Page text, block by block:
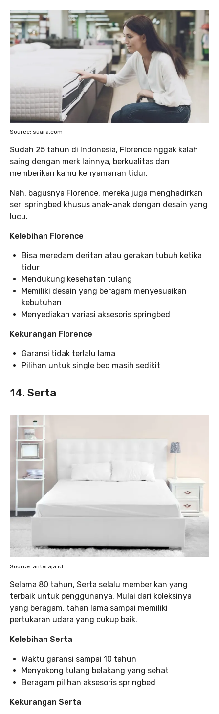
Source: suara.com
Sudah 25 tahun di Indonesia, Florence nggak kalah
saing dengan merk lainnya, berkualitas dan
memberikan kamu kenyamanan tidur.
Nah, bagusnya Florence, mereka juga menghadirkan
seri springbed khusus anak-anak dengan desain yang
lucu.
Kelebihan Florence
Bisa meredam deritan atau gerakan tubuh ketika
tidur
Mendukung kesehatan tulang
Memiliki desain yang beragam menyesuaikan
kebutuhan
Menyediakan variasi aksesoris springbed
Kekurangan Florence
Garansi tidak terlalu lama
Pilihan untuk single bed masih sedikit
14. Serta
Source: anteraja.id
Selama 80 tahun, Serta selalu memberikan yang
terbaik untuk penggunanya. Mulai dari koleksinya
yang beragam, tahan lama sampai memiliki
pertukaran udara yang cukup baik.
Kelebihan Serta
Waktu garansi sampai 10 tahun
Menyokong tulang belakang yang sehat
Beragam pilihan aksesoris springbed
Kekurangan Serta